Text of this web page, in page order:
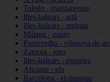
Toledo - manzaneque
Illes-balears - artà
Illes-balears - andratx
Málaga - guaro
Pontevedra - vilanova-de-
Zamora - toro
Illes-balears - esporles
Alicante - elx
Barcelona - el-masnou